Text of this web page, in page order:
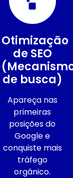
Otimização
de SEO
de busca)
Apareça nas
primeiras
posições do
Google e
conquiste mais
tráfego
orgânico.